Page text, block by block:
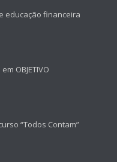
educação financeira
OBJETIVO
“Todos Contam”